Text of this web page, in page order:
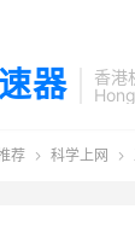
器
香港
荐  科学上网 